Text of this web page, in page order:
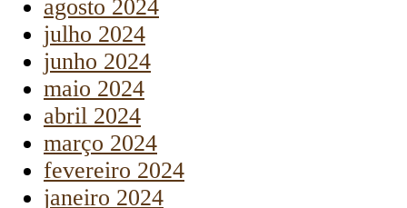
agosto 2024
julho 2024
junho 2024
maio 2024
abril 2024
março 2024
fevereiro 2024
janeiro 2024